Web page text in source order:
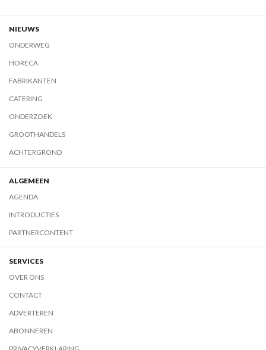
NIEUWS
ONDERWEG
HORECA
FABRIKANTEN
CATERING
ONDERZOEK
GROOTHANDELS
ACHTERGROND
ALGEMEEN
AGENDA
INTRODUCTIES
PARTNERCONTENT
SERVICES
OVER ONS
CONTACT
ADVERTEREN
ABONNEREN